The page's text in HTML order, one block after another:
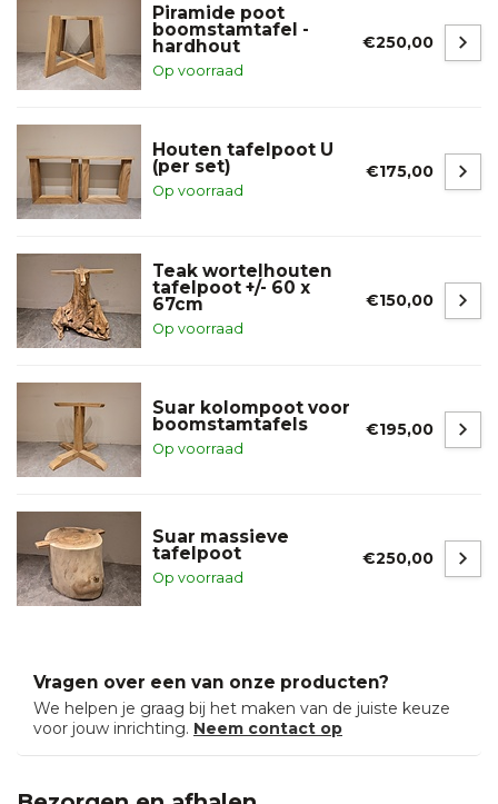
Piramide poot
boomstamtafel -
hardhout
Op voorraad
€250,00
Houten tafelpoot U
(per set)
Op voorraad
€175,00
Teak wortelhouten
tafelpoot +/- 60 x
67cm
Op voorraad
€150,00
Suar kolompoot voor
boomstamtafels
Op voorraad
€195,00
Suar massieve
tafelpoot
Op voorraad
€250,00
Vragen over een van onze producten?
We helpen je graag bij het maken van de juiste keuze
voor jouw inrichting. Neem contact op